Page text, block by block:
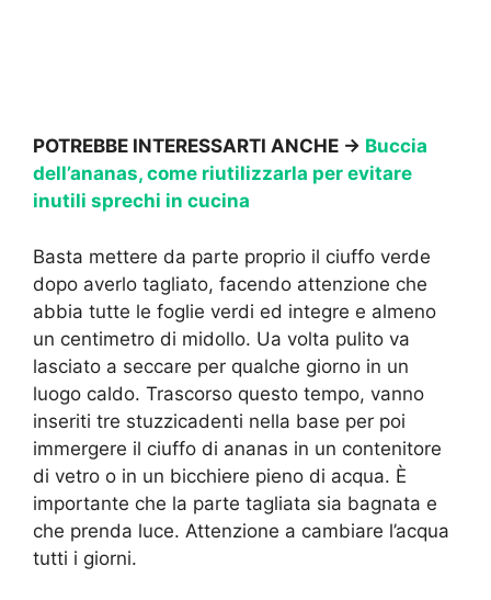
POTREBBE INTERESSARTI ANCHE → Buccia
dell’ananas, come riutilizzarla per evitare
inutili sprechi in cucina
Basta mettere da parte proprio il ciuffo verde
dopo averlo tagliato, facendo attenzione che
abbia tutte le foglie verdi ed integre e almeno
un centimetro di midollo. Ua volta pulito va
lasciato a seccare per qualche giorno in un
luogo caldo. Trascorso questo tempo, vanno
inseriti tre stuzzicadenti nella base per poi
immergere il ciuffo di ananas in un contenitore
di vetro o in un bicchiere pieno di acqua. È
importante che la parte tagliata sia bagnata e
che prenda luce. Attenzione a cambiare l’acqua
tutti i giorni.